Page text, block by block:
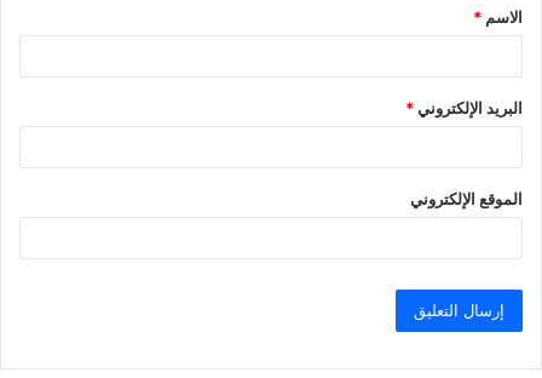
*
الاسم *
البريد الإلكتروني*
الموقع الإلكتروني